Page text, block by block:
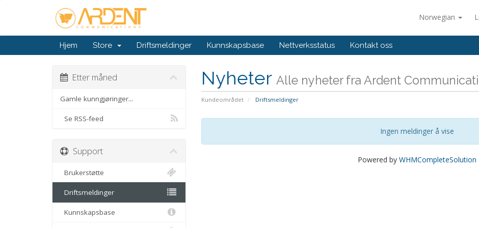
Norwegian
Hjem Store Driftsmeldinger Kunnskapsbase Nettverksstatus Kontakt oss
Nyheter Alle nyheter fra Ardent
Kundeområdet Driftsmeldinger
Etter måned
Gamle kunngjøringer...
Se RSS-feed
Ingen meldinger å vise
Powered by WHMCompleteSolution
Support
Brukerstøtte
Driftsmeldinger
Kunnskapsbase